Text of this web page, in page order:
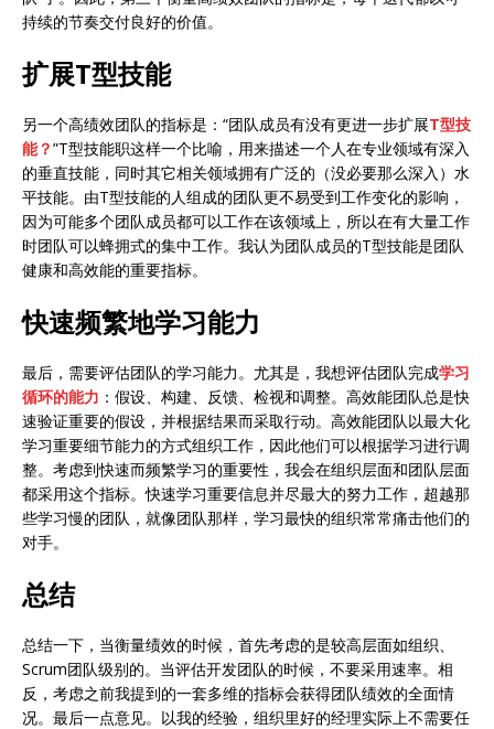
持续的节奏交付良好的价值。
扩展T型技能
另一个高绩效团队的指标是：“团队成员有没有更进一步扩展T型技
能？”T型技能职这样一个比喻，用来描述一个人在专业领域有深入
的垂直技能，同时其它相关领域拥有广泛的（没必要那么深入）水
平技能。由T型技能的人组成的团队更不易受到工作变化的影响，
因为可能多个团队成员都可以工作在该领域上，所以在有大量工作
时团队可以蜂拥式的集中工作。我认为团队成员的T型技能是团队
健康和高效能的重要指标。
快速频繁地学习能力
最后，需要评估团队的学习能力。尤其是，我想评估团队完成学习
循环的能力 ：假设、构建、反馈、检视和调整。高效能团队总是快
速验证重要的假设，并根据结果而采取行动。高效能团队以最大化
学习重要细节能力的方式组织工作，因此他们可以根据学习进行调
整。考虑到快速而频繁学习的重要性，我会在组织层面和团队层面
都采用这个指标。快速学习重要信息并尽最大的努力工作，超越那
些学习慢的团队，就像团队那样，学习最快的组织常常痛击他们的
对手。
总结
总结一下，当衡量绩效的时候，首先考虑的是较高层面如组织、
Scrum团队级别的。当评估开发团队的时候，不要采用速率。相
反，考虑之前我提到的一套多维的指标会获得团队绩效的全面情
况。最后一点意见。以我的经验，组织里好的经理实际上不需要任